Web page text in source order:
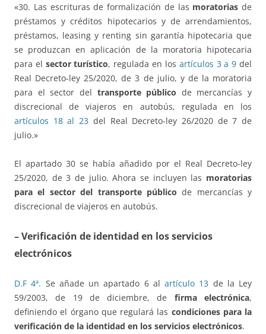
«30. Las escrituras de formalización de las moratorias de
préstamos y créditos hipotecarios y de arrendamientos,
préstamos, leasing y renting sin garantía hipotecaria que
se produzcan en aplicación de la moratoria hipotecaria
para el sector turístico, regulada en los artículos 3 a 9 del
Real Decreto-ley 25/2020, de 3 de julio, y de la moratoria
para el sector del transporte público de mercancías y
discrecional de viajeros en autobús, regulada en los
artículos 18 al 23 del Real Decreto-ley 26/2020 de 7 de
julio.»
El apartado 30 se había añadido por el Real Decreto-ley
25/2020, de 3 de julio. Ahora se incluyen las moratorias
para el sector del transporte público de mercancías y
discrecional de viajeros en autobús.
– Verificación de identidad en los servicios
electrónicos
D.F 4ª. Se añade un apartado 6 al artículo 13 de la Ley
59/2003, de 19 de diciembre, de firma electrónica,
definiendo el órgano que regulará las condiciones para la
verificación de la identidad en los servicios electrónicos.